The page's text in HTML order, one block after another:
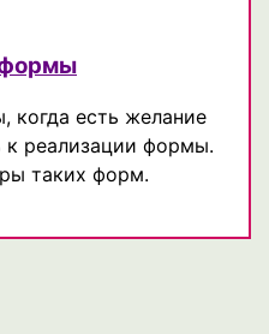
когда есть желание
к реализации формы.
таких форм.